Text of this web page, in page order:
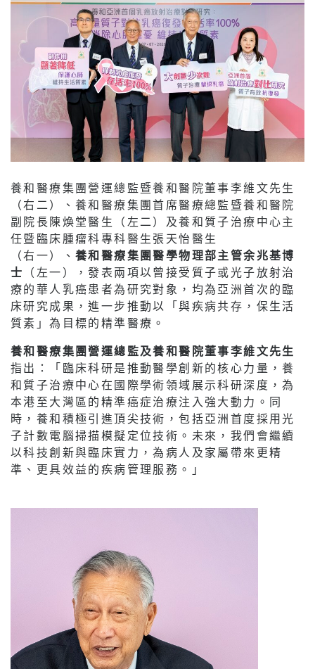
養和醫療集團營運總監暨養和醫院董事李維文先生
（右二）、養和醫療集團首席醫療總監暨養和醫院
副院長陳煥堂醫生（左二）及養和質子治療中心主
任暨臨床腫瘤科專科醫生張天怡醫生
（右一）、 養和醫療集團醫學物理部主管余兆基博
士
（左一），發表兩項以曾接受質子或光子放射治
療的華人乳癌患者為研究對象，均為亞洲首次的臨
床研究成果，進一步推動以「與疾病共存，保生活
質素」為目標的精準醫療。
養和醫療集團營運總監及養和醫院董事李維文先生
指出：「臨床科研是推動醫學創新的核心力量，養
和質子治療中心在國際學術領域展示科研深度，為
本港至大灣區的精準癌症治療注入強大動力。同
時，養和積極引進頂尖技術，包括亞洲首度採用光
子計數電腦掃描模擬定位技術。未來，我們會繼續
以科技創新與臨床實力，為病人及家屬帶來更精
準、更具效益的疾病管理服務。」